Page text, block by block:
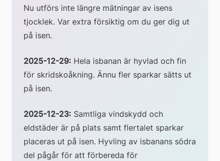
Nu utförs inte längre mätningar av isens
tjocklek. Var extra försiktig om du ger dig ut
på isen.
2025-12-29: Hela isbanan är hyvlad och fin
för skridskoåkning. Ännu fler sparkar sätts ut
på isen.
2025-12-23: Samtliga vindskydd och
eldstäder är på plats samt flertalet sparkar
placeras ut på isen. Hyvling av isbanans södra
del pågår för att förbereda för